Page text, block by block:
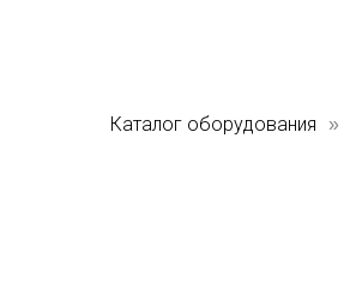
Каталог оборудования »